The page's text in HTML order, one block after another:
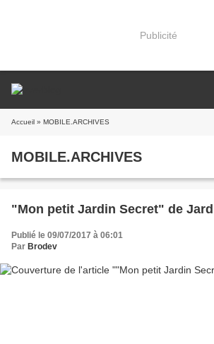
Publicité
Accueil » MOBILE.ARCHIVES
MOBILE.ARCHIVES
"Mon petit Jardin Secret" de
Publié le 09/07/2017 à 06:01
Par Brodev